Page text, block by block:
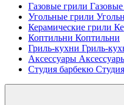
Газовые грили
Угольные грили
Керамические грили
Коптильни Коптильни
Гриль-кухни Гриль-
Аксессуары
Студия барбекю